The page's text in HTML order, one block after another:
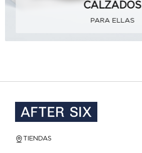
CALZADOS
PARA ELLAS
TIENDAS